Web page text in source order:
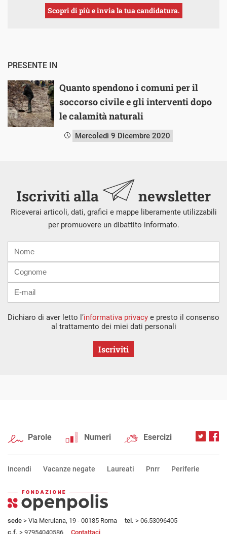
Scopri di più e invia la tua candidatura.
PRESENTE IN
Quanto spendono i comuni per il
soccorso civile e gli interventi dopo
le calamità naturali
Mercoledì 9 Dicembre 2020
Iscriviti alla newsletter
Riceverai articoli, dati, grafici e mappe liberamente utilizzabili
per promuovere un dibattito informato.
mail
Dichiaro di aver letto l’informativa privacy e presto il consenso
al trattamento dei miei dati personali
Iscriviti
Parole Numeri Esercizi
Incendi Vacanze negate Laureati Pnrr Periferie
sede > Via Merulana, 19 - 00185 Roma tel. > 06.53096405
c.f. > 97954040586 Contattaci